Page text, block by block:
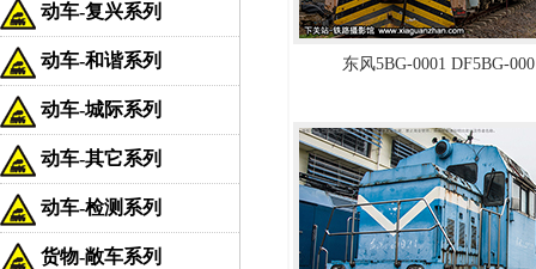
动车-复兴系列
动车-和谐系列
动车-城际系列
动车-其它系列
动车-检测系列
货物-敞车系列
东风5BG-0001 DF5BG-